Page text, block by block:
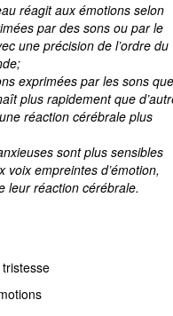
réagit aux émotions selon
par des sons ou par le
une précision de l’ordre du
exprimées par les sons que
plus rapidement que
réaction cérébrale plus
sont plus sensibles
voix empreintes d’émotion,
de leur réaction